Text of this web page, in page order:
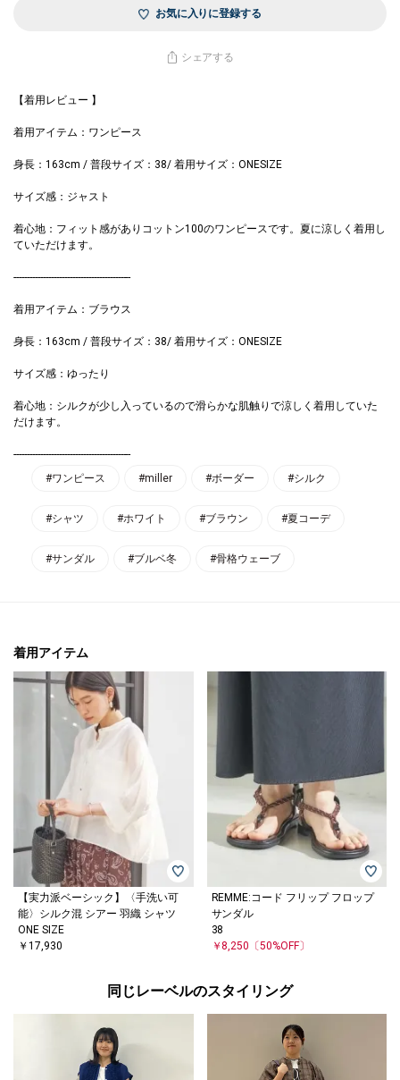
お気に入りに登録する
シェアする
【着用レビュー 】
着用アイテム：ワンピース
身長：163cm / 普段サイズ：38/ 着用サイズ：ONESIZE
サイズ感：ジャスト
着心地：フィット感がありコットン100のワンピースです。夏に涼しく着用し
ていただけます。
--------------------------------------------
着用アイテム：ブラウス
身長：163cm / 普段サイズ：38/ 着用サイズ：ONESIZE
サイズ感：ゆったり
着心地：シルクが少し入っているので滑らかな肌触りで涼しく着用していた
だけます。
--------------------------------------------
#ワンピース
#miller #ボーダー #シルク
#シャツ #ホワイト #ブラウン #夏コーデ
#サンダル #ブルベ冬 #骨格ウェーブ
着用アイテム
【実力派ベーシック】〈手洗い可
能〉シルク混 シアー 羽織 シャツ
ONE SIZE
￥17,930
REMME:コード フリップ フロップ
サンダル
38
￥8,250 〔50%OFF〕
同じレーベルのスタイリング